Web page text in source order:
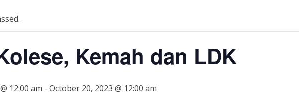
Kemah dan LDK
12:00 am - October 20, 2023 @ 12:00 am